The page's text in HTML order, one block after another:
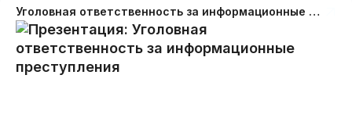
Уголовная ответственность за информационные преступления